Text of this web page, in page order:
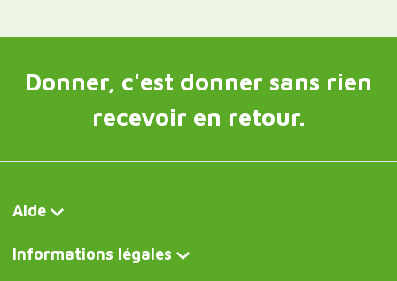
Donner, c'est donner sans rien
recevoir en retour.
Aide
Informations légales